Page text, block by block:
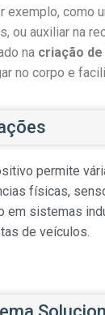
exemplo, como
ou auxiliar na
na criação
no corpo e
permite
físicas,
em sistemas
de veículos.